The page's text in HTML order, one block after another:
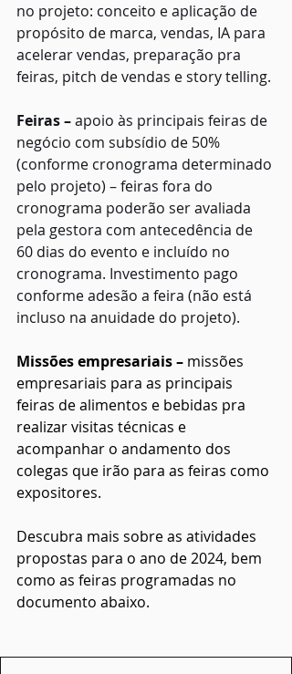
no projeto: conceito e aplicação de
propósito de marca, vendas, IA para
acelerar vendas, preparação pra
feiras, pitch de vendas e story telling.
Feiras – apoio às principais feiras de
negócio com subsídio de 50%
(conforme cronograma determinado
pelo projeto) – feiras fora do
cronograma poderão ser avaliada
pela gestora com antecedência de
60 dias do evento e incluído no
cronograma. Investimento pago
conforme adesão a feira (não está
incluso na anuidade do projeto).
Missões empresariais – missões
empresariais para as principais
feiras de alimentos e bebidas pra
realizar visitas técnicas e
acompanhar o andamento dos
colegas que irão para as feiras como
expositores.
Descubra mais sobre as atividades
propostas para o ano de 2024, bem
como as feiras programadas no
documento abaixo.